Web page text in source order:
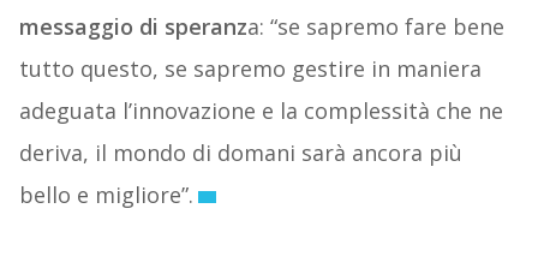
messaggio di speranza: “se sapremo fare bene
tutto questo, se sapremo gestire in maniera
adeguata l’innovazione e la complessità che ne
deriva, il mondo di domani sarà ancora più
bello e migliore”.